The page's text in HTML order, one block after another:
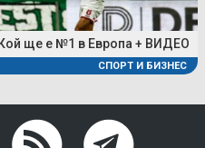
ще е №1 в Европа + ВИДЕО
СПОРТ И БИЗНЕС